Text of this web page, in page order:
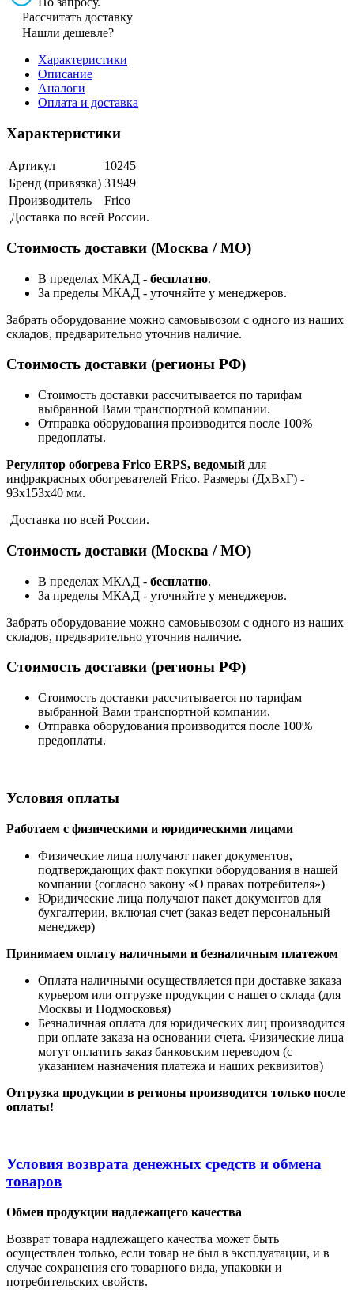
Рассчитать доставку
Нашли дешевле?
Характеристики
Описание
Аналоги
Оплата и доставка
Характеристики
Артикул
10245
Бренд (привязка) 31949
Производитель
Frico
Доставка по всей России.
Стоимость доставки (Москва / МО)
В пределах МКАД - бесплатно.
За пределы МКАД - уточняйте у менеджеров.
Забрать оборудование можно самовывозом с одного из наших
складов, предварительно уточнив наличие.
Стоимость доставки (регионы РФ)
Стоимость доставки рассчитывается по тарифам
выбранной Вами транспортной компании.
Отправка оборудования производится после 100%
предоплаты.
Регулятор обогрева Frico ERPS, ведомый для
инфракрасных обогревателей Frico. Размеры (ДхВхГ) -
93x153x40 мм.
Доставка по всей России.
Стоимость доставки (Москва / МО)
В пределах МКАД - бесплатно.
За пределы МКАД - уточняйте у менеджеров.
Забрать оборудование можно самовывозом с одного из наших
складов, предварительно уточнив наличие.
Стоимость доставки (регионы РФ)
Стоимость доставки рассчитывается по тарифам
выбранной Вами транспортной компании.
Отправка оборудования производится после 100%
предоплаты.
Условия оплаты
Работаем с физическими и юридическими лицами
Физические лица получают пакет документов,
подтверждающих факт покупки оборудования в нашей
компании (согласно закону «О правах потребителя»)
Юридические лица получают пакет документов для
бухгалтерии, включая счет (заказ ведет персональный
менеджер)
Принимаем оплату наличными и безналичным платежом
Оплата наличными осуществляется при доставке заказа
курьером или отгрузке продукции с нашего склада (для
Москвы и Подмосковья)
Безналичная оплата для юридических лиц производится
при оплате заказа на основании счета. Физические лица
могут оплатить заказ банковским переводом (с
указанием назначения платежа и наших реквизитов)
Отгрузка продукции в регионы производится только после
оплаты!
Условия возврата денежных средств и обмена
товаров
Обмен продукции надлежащего качества
Возврат товара надлежащего качества может быть
осуществлен только, если товар не был в эксплуатации, и в
случае сохранения его товарного вида, упаковки и
потребительских свойств.